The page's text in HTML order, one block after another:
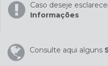
Caso deseje
Informações
Consulte aqui alguns